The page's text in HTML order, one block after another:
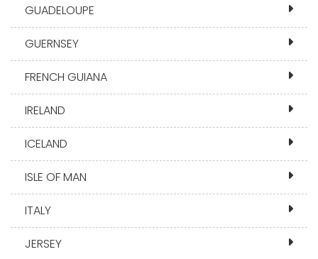
GUADELOUPE
GUERNSEY
FRENCH GUIANA
IRELAND
ICELAND
ISLE OF MAN
ITALY
JERSEY